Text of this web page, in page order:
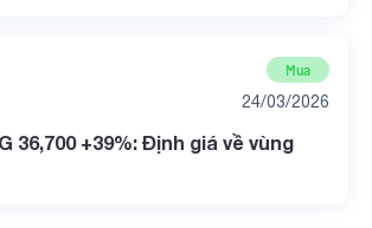
Mua
24/03/2026
36,700 +39%: Định giá về vùng